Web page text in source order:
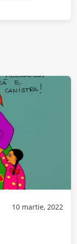
10 martie, 2022